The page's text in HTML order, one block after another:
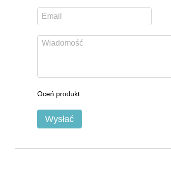
Oceń produkt
Wysłać